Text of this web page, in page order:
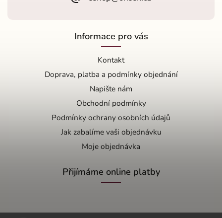
Informace pro vás
Kontakt
Doprava, platba a podmínky objednání
Napište nám
Obchodní podmínky
Podmínky ochrany osobních údajů
Jak zabalíme vaši objednávku
Moje objednávka
Přijímáme online platby